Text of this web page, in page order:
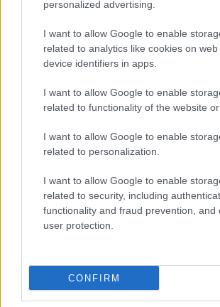
personalized advertising.
I want to allow Google to enable
related to analytics like cookies on
device identifiers in apps.
I want to allow Google to enable
related to functionality of the website or
I want to allow Google to enable
related to personalization.
I want to allow Google to enable
related to security, including
functionality and fraud prevention, and
user protection.
CONFIRM
Játékélmény: 9/10. Kellemes méretű,
nem nehéz, valamint jól megfogható
járnak, ötletes benne a zárka / raktár
rejtett rekesz (amiben egy Jedi
aminél megint csak azt tudom